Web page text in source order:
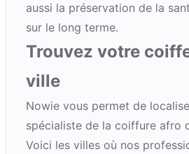
aussi la préservation de la
sur le long terme.
Trouvez votre
ville
Nowie vous permet de
spécialiste de la coiffure afro
Voici les villes où nos